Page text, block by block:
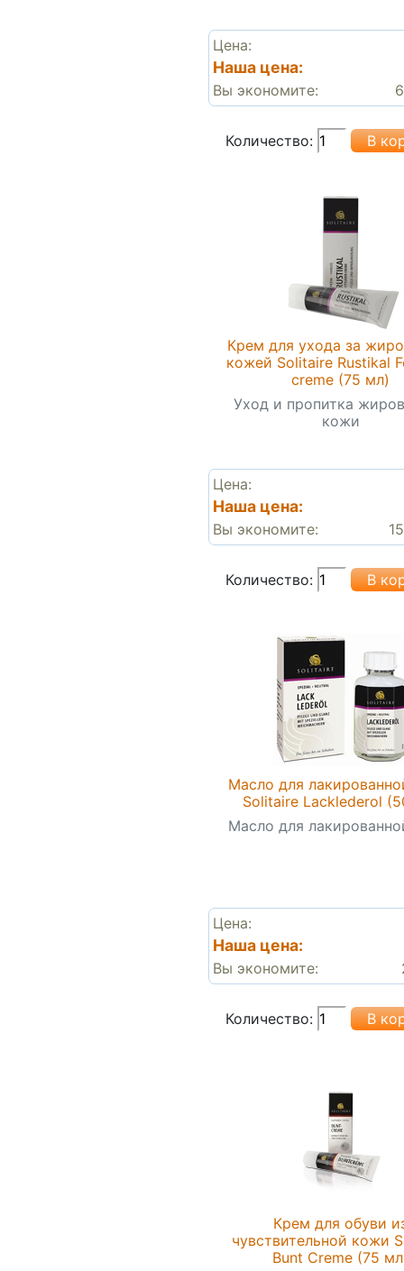
Цена:
Наша цена:
Вы экономите:
Количество:
Крем для ухода за
кожей Solitaire Rustikal
creme (75 мл)
Уход и пропитка
кожи
Цена:
Наша цена:
Вы экономите:
Количество:
Масло для
Solitaire Lacklederol
Масло для
Цена:
Наша цена:
Вы экономите:
Количество:
Крем для обуви
чувствительной кожи
Bunt Creme (75